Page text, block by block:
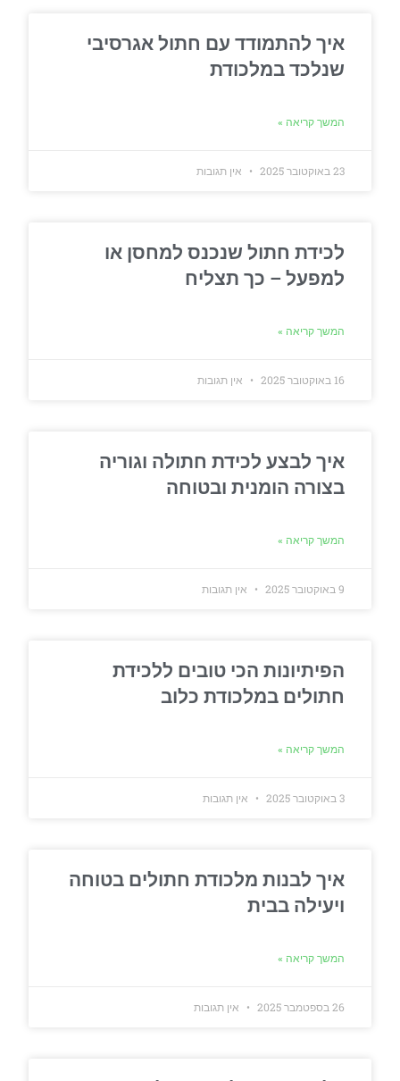
איך להתמודד עם חתול אגרסיבי
שנלכד במלכודת
המשך קריאה »
23 באוקטובר 2025 אין תגובות
לכידת חתול שנכנס למחסן או
למפעל – כך תצליח
המשך קריאה »
16 באוקטובר 2025 אין תגובות
איך לבצע לכידת חתולה וגוריה
בצורה הומנית ובטוחה
המשך קריאה »
9 באוקטובר 2025 אין תגובות
הפיתיונות הכי טובים ללכידת
חתולים במלכודת כלוב
המשך קריאה »
3 באוקטובר 2025 אין תגובות
איך לבנות מלכודת חתולים בטוחה
ויעילה בבית
המשך קריאה »
26 בספטמבר 2025 אין תגובות